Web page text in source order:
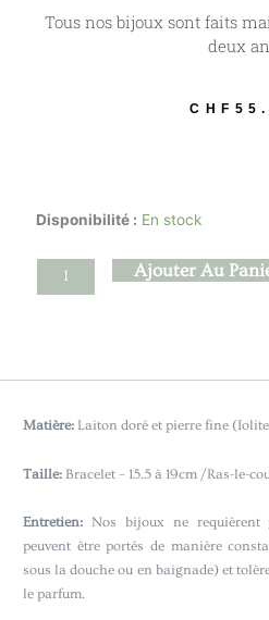
Tous nos bijoux sont faits
deux
CHF
Disponibilité : En stock
quantité
Hanabira
Ajouter Au
Matière: Laiton doré et pierre fine
Taille: Bracelet – 15.5 à 19cm /Ras-le-
Entretien: Nos bijoux ne requièrent
peuvent être portés de manière
sous la douche ou en baignade) et
le parfum.